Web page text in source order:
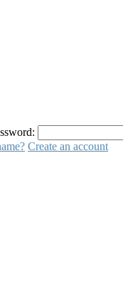
Create an account